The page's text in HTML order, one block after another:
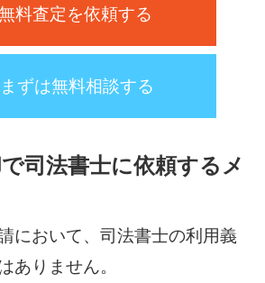
料査定を依頼する
まずは無料相談する
司法書士に依頼するメ
において、司法書士の利用義
ありません。